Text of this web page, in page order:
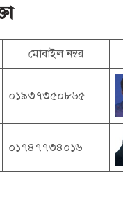
মোবাইল নম্বর
০১৯৩৭৩৫০৮৬৫
০১৭৪৭৭৩৪০১৬